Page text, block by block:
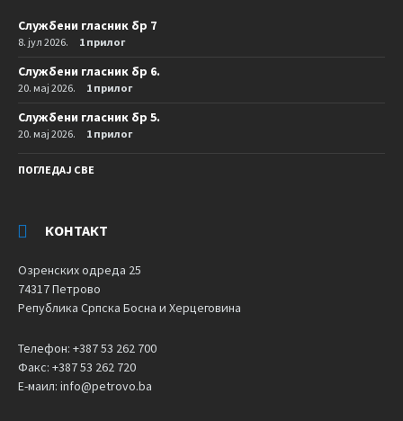
Службени гласник бр 7
8. јул 2026. 1 прилог
Службени гласник бр 6.
20. мај 2026. 1 прилог
Службени гласник бр 5.
20. мај 2026. 1 прилог
ПОГЛЕДАЈ СВЕ
КОНТАКТ
Озренских одреда 25
74317 Петрово
Република Српска Босна и Херцеговина
Телефон: +387 53 262 700
Факс: +387 53 262 720
Е-маил: info@petrovo.ba